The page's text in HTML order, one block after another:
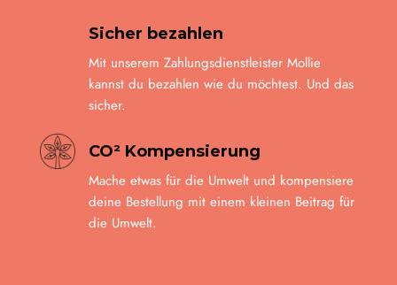
Sicher bezahlen
Mit unserem Zahlungsdienstleister Mollie
kannst du bezahlen wie du möchtest. Und das
sicher.
CO² Kompensierung
Mache etwas für die Umwelt und kompensiere
deine Bestellung mit einem kleinen Beitrag für
die Umwelt.